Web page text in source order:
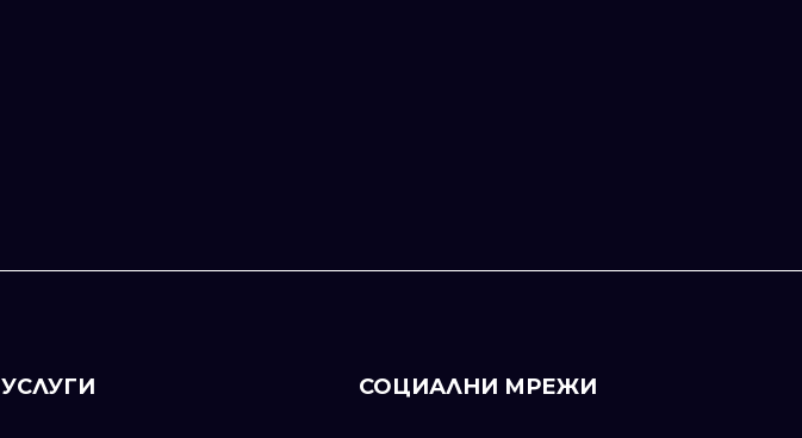
УСЛУГИ СОЦИАЛНИ МРЕЖИ